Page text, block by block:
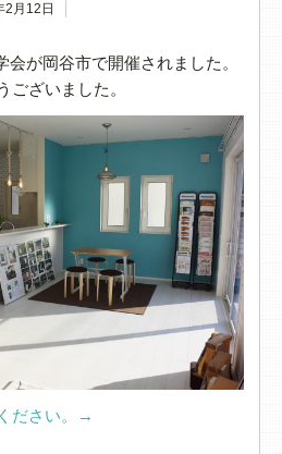
月12日
会が岡谷市で開催されました。
ございました。
ださい。→